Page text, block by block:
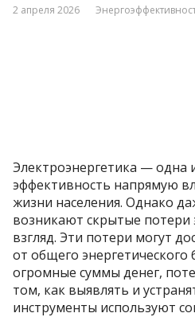
2 апреля 2026
Электроэнергетика — одна
эффективность напрямую
жизни населения. Однако
возникают скрытые
взгляд. Эти потери могут
от общего
огромные суммы денег,
том, как выявлять и
инструменты используют